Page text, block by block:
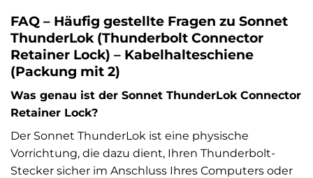
FAQ – Häufig gestellte Fragen zu Sonnet
ThunderLok (Thunderbolt Connector
Retainer Lock) – Kabelhalteschiene
(Packung mit 2)
Was genau ist der Sonnet ThunderLok Connector
Retainer Lock?
Der Sonnet ThunderLok ist eine physische
Vorrichtung, die dazu dient, Ihren Thunderbolt-
Stecker sicher im Anschluss Ihres Computers oder